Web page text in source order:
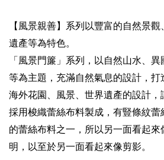
【風景親善】系列以豐富的自然景
遺產等為特色。
「風景門簾」系列，以自然山水、
等為主題，充滿自然氣息的設計，打
海外花園、風景、世界遺產的設計，
採用梭織蕾絲布料製成，有豎條紋蕾
的蕾絲布料之一，所以另一面看起來
明，以至於另一面看起來像剪影。